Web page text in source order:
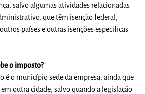
salvo algumas atividades relacionadas
que têm isenção federal,
países e outras isenções específicas
o imposto?
é o município sede da empresa, ainda que
outra cidade, salvo quando a legislação